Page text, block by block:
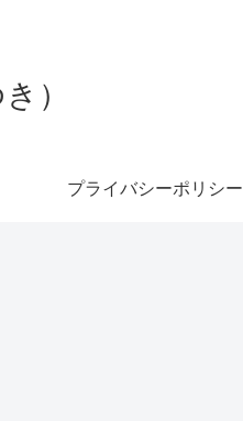
）
プライバシーポリシー